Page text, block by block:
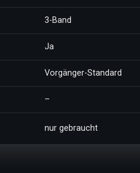
3-Band
Ja
Vorgänger-Standard
–
nur gebraucht